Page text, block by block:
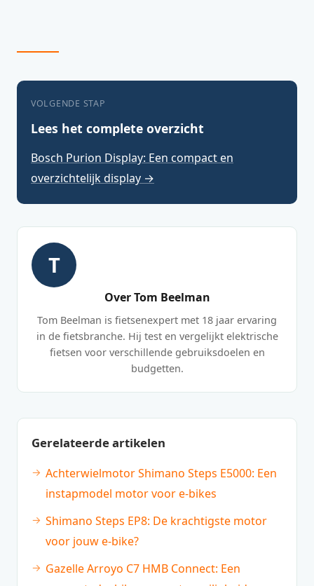
VOLGENDE STAP
Lees het complete overzicht
Bosch Purion Display: Een compact en
overzichtelijk display →
T
Over Tom Beelman
Tom Beelman is fietsenexpert met 18 jaar ervaring
in de fietsbranche. Hij test en vergelijkt elektrische
fietsen voor verschillende gebruiksdoelen en
budgetten.
Gerelateerde artikelen
Achterwielmotor Shimano Steps E5000: Een
instapmodel motor voor e-bikes
Shimano Steps EP8: De krachtigste motor
voor jouw e-bike?
Gazelle Arroyo C7 HMB Connect: Een